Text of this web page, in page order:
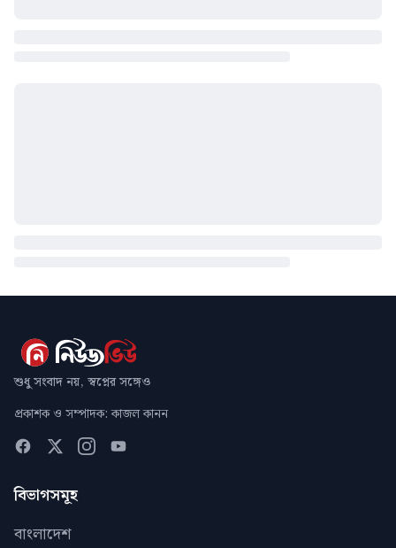
শুধু সংবাদ নয়, স্বপ্নের সঙ্গেও
প্রকাশক ও সম্পাদক: কাজল কানন
বিভাগসমূহ
বাংলাদেশ